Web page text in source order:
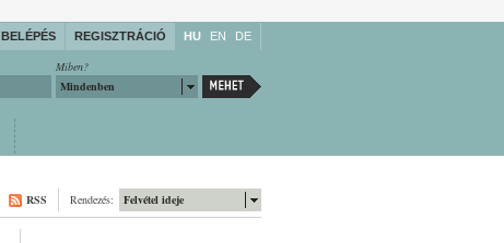
BELÉPÉS REGISZTRÁCIÓ HU EN DE
Miben?
Mindenben
Felvétel ideje
Rendezés:
RSS